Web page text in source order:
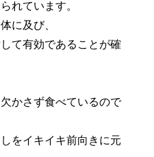
れています。
に及び、
て有効であることが確
かさず食べているので
をイキイキ前向きに元